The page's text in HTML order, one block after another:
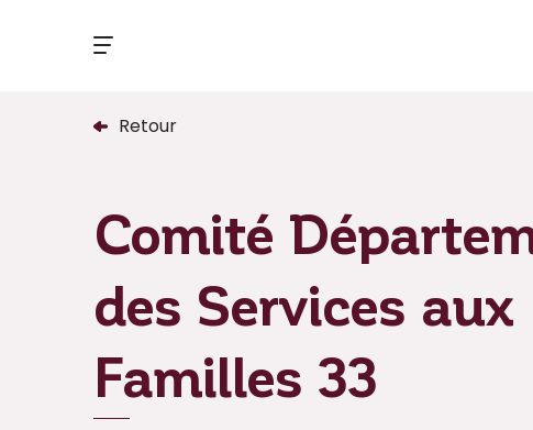
Retour
Comité
des Services aux
Familles 33